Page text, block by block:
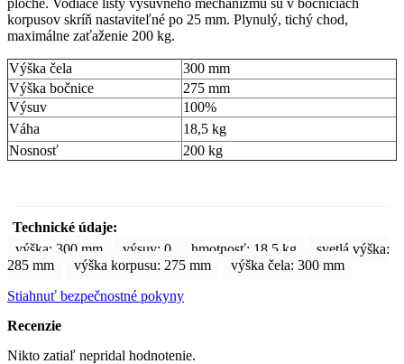
ploche. Vodiace lišty výsuvného mechanizmu sú v bočniciach
korpusov skríň nastaviteľné po 25 mm. Plynulý, tichý chod,
maximálne zaťaženie 200 kg.
Výška čela
300 mm
Výška bočnice
275 mm
Výsuv
100%
Váha
18,5 kg
Nosnosť
200 kg
výška: 300 mm výsuv: 0 hmotnosť: 18.5 kg
svetlá výška:
285 mm
výška korpusu: 275 mm
výška čela: 300 mm
Stiahnuť bezpečnostné pokyny
Recenzie
Nikto zatiaľ nepridal hodnotenie.